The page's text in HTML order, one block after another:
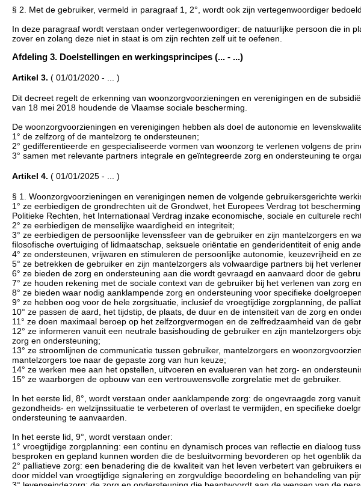
§ 2. Met de gebruiker, vermeld in paragraaf 1, 2°, wordt ook zijn vertegenwoordiger
In deze paragraaf wordt verstaan onder vertegenwoordiger: de natuurlijke persoon die in
zover en zolang deze niet in staat is om zijn rechten zelf uit te oefenen.
Afdeling 3. Doelstellingen en werkingsprincipes (... - ...)
Artikel 3. ( 01/01/2020 - ... )
Dit decreet regelt de erkenning van woonzorgvoorzieningen en verenigingen en de
van 18 mei 2018 houdende de Vlaamse sociale bescherming.
De woonzorgvoorzieningen en verenigingen hebben als doel de autonomie en
1° de zelfzorg of de mantelzorg te ondersteunen;
2° gedifferentieerde en gespecialiseerde vormen van woonzorg te verlenen volgens de
3° samen met relevante partners integrale en geïntegreerde zorg en ondersteuning te
Artikel 4. ( 01/01/2025 - ... )
§ 1. Woonzorgvoorzieningen en verenigingen nemen de volgende gebruikersgerichte
1° ze eerbiedigen de grondrechten uit de Grondwet, het Europees Verdrag tot
Politieke Rechten, het Internationaal Verdrag inzake economische, sociale en culturele
2° ze eerbiedigen de menselijke waardigheid en integriteit;
3° ze eerbiedigen de persoonlijke levenssfeer van de gebruiker en zijn mantelzorgers en
filosofische overtuiging of lidmaatschap, seksuele oriëntatie en genderidentiteit of enig
4° ze ondersteunen, vrijwaren en stimuleren de persoonlijke autonomie, keuzevrijheid en
5° ze betrekken de gebruiker en zijn mantelzorgers als volwaardige partners bij het
6° ze bieden de zorg en ondersteuning aan die wordt gevraagd en aanvaard door de
7° ze houden rekening met de sociale context van de gebruiker bij het verlenen van zorg
8° ze bieden waar nodig aanklampende zorg en ondersteuning voor specifieke
9° ze hebben oog voor de hele zorgsituatie, inclusief de vroegtijdige zorgplanning, de
10° ze passen de aard, het tijdstip, de plaats, de duur en de intensiteit van de zorg en
11° ze doen maximaal beroep op het zelfzorgvermogen en de zelfredzaamheid van de
12° ze informeren vanuit een neutrale basishouding de gebruiker en zijn mantelzorgers
zorg en ondersteuning;
13° ze stroomlijnen de communicatie tussen gebruiker, mantelzorgers en
mantelzorgers toe naar de gepaste zorg van hun keuze;
14° ze werken mee aan het opstellen, uitvoeren en evalueren van het zorg- en
15° ze waarborgen de opbouw van een vertrouwensvolle zorgrelatie met de gebruiker.
In het eerste lid, 8°, wordt verstaan onder aanklampende zorg: de ongevraagde zorg
gezondheids- en welzijnssituatie te verbeteren of overlast te vermijden, en specifieke
ondersteuning te aanvaarden.
In het eerste lid, 9°, wordt verstaan onder:
1° vroegtijdige zorgplanning: een continu en dynamisch proces van reflectie en dialoog
besproken en gepland kunnen worden die de besluitvorming bevorderen op het ogenblik
2° palliatieve zorg: een benadering die de kwaliteit van het leven verbetert van
door middel van vroegtijdige signalering en zorgvuldige beoordeling en behandeling van